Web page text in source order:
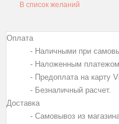
В список желаний
Оплата
- Наличными при
- Наложенным
- Предоплата на карту
- Безналичный расчет.
Доставка
- Самовывоз из